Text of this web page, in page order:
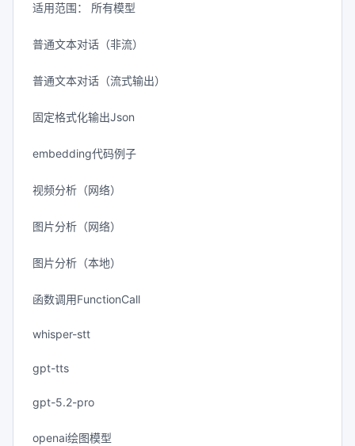
适用范围： 所有模型
普通文本对话（非流）
普通文本对话（流式输出）
固定格式化输出Json
embedding代码例子
视频分析（网络）
图片分析（网络）
图片分析（本地）
函数调用FunctionCall
whisper-stt
gpt-tts
gpt-5.2-pro
openai绘图模型